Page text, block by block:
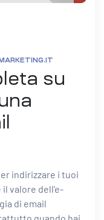
su
indirizzare i tuoi
valore dell’e-
di email
quando hai